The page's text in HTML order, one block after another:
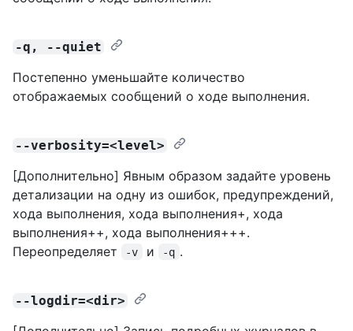
-q, --quiet
Постепенно уменьшайте количество
отображаемых сообщений о ходе выполнения.
--verbosity=<level>
[Дополнительно] Явным образом задайте уровень
детализации на одну из ошибок, предупреждений,
хода выполнения, хода выполнения+, хода
выполнения++, хода выполнения+++.
Переопределяет
-v и -q .
--logdir=<dir>